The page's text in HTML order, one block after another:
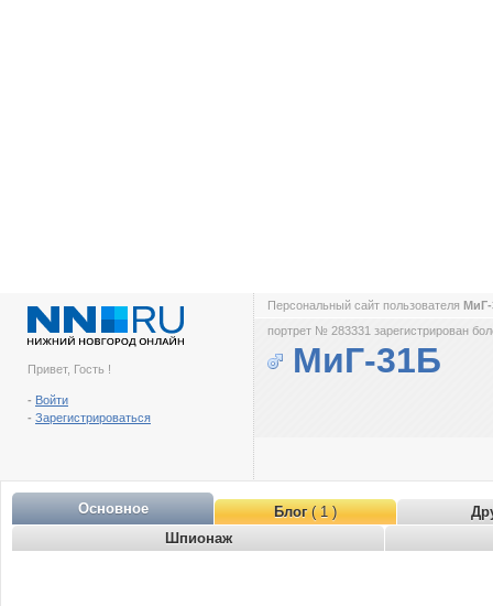
Привет, Гость !
- Войти
- Зарегистрироваться
Персональный сайт пользователя
портрет № 283331 зарегистрирован
МиГ-31Б
Основное Блог( 1 )
Шпионаж